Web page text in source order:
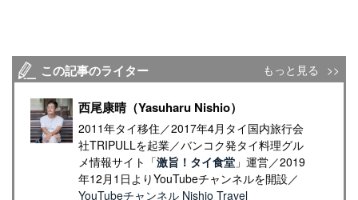
この記事のライター もっと見る
西尾康晴（Yasuharu Nishio）
2011年タイ移住／2017年4月タイ国内旅行会
社TRIPULLを起業／バンコク発タイ料理グル
メ情報サイト「激旨！タイ食堂」運営／2019
年12月1日よりYouTubeチャンネルを開設／
YouTubeチャンネル Nishio Travel